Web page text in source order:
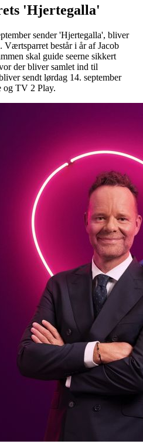
'Hjertegalla'
sender 'Hjertegalla', bliver
består i år af Jacob
skal guide seerne sikkert
der bliver samlet ind til
sendt lørdag 14. september
og TV 2 Play.